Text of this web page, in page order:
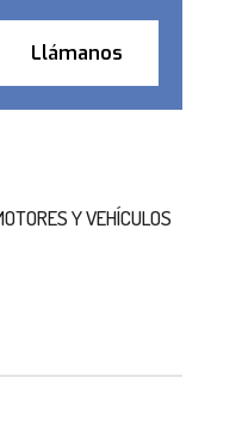
Llámanos
Y VEHÍCULOS